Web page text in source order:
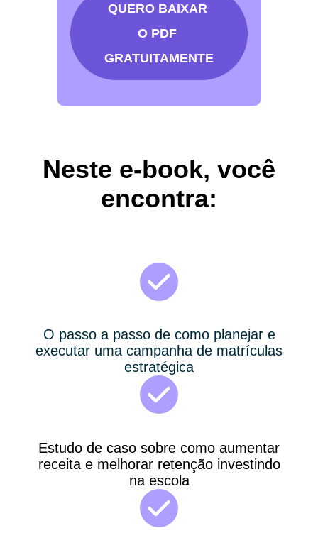
Neste e-book, você
encontra:
O passo a passo de como planejar e
executar uma campanha de matrículas
estratégica
Estudo de caso sobre como aumentar
receita e melhorar retenção investindo
na escola